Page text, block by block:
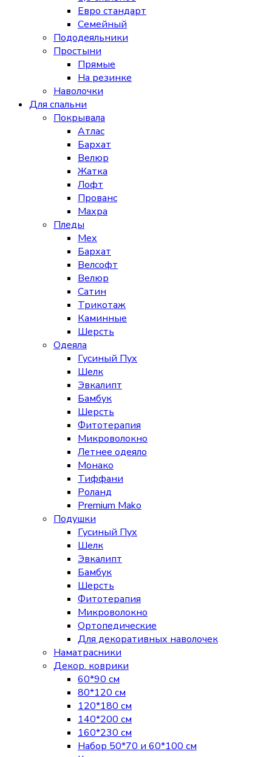
Евро стандарт
Семейный
Пододеяльники
Простыни
Прямые
На резинке
Наволочки
Для спальни
Покрывала
Атлас
Бархат
Велюр
Жатка
Лофт
Прованс
Махра
Пледы
Мех
Бархат
Велсофт
Велюр
Сатин
Трикотаж
Каминные
Шерсть
Одеяла
Гусиный Пух
Шелк
Эвкалипт
Бамбук
Шерсть
Фитотерапия
Микроволокно
Летнее одеяло
Монако
Тиффани
Роланд
Premium Mako
Подушки
Гусиный Пух
Шелк
Эвкалипт
Бамбук
Шерсть
Фитотерапия
Микроволокно
Ортопедические
Для декоративных наволочек
Наматрасники
Декор. коврики
60*90 см
80*120 см
120*180 см
140*200 см
160*230 см
Набор 50*70 и 60*100 см